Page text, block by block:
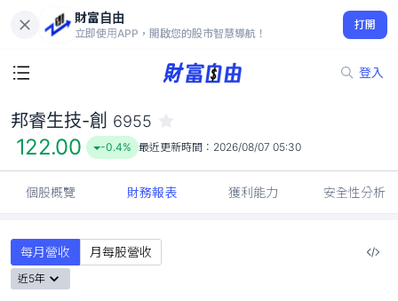
財富自由
立即使用APP，開啟您的股市智慧導航！
打開
登入
122.00
-0.4%
邦睿生技-創 6955
122.00 -0.4% 最近更新時間： 2026/08/07 05:30
個股概覽 財務報表 獲利能力 安全性分析
每月營收 月每股營收
近5年